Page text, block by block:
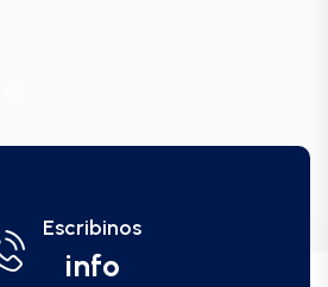
Escribinos
info